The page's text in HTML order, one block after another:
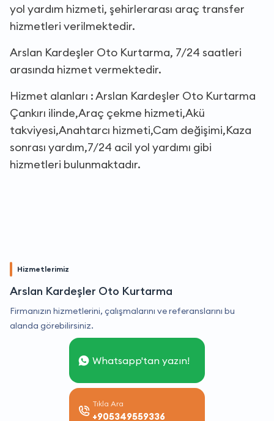
yol yardım hizmeti, şehirlerarası araç transfer
hizmetleri verilmektedir.
Arslan Kardeşler Oto Kurtarma, 7/24 saatleri
arasında hizmet vermektedir.
Hizmet alanları : Arslan Kardeşler Oto Kurtarma
Çankırı ilinde,Araç çekme hizmeti,Akü
takviyesi,Anahtarcı hizmeti,Cam değişimi,Kaza
sonrası yardım,7/24 acil yol yardımı gibi
hizmetleri bulunmaktadır.
Hizmetlerimiz
Arslan Kardeşler Oto Kurtarma
Firmanızın hizmetlerini, çalışmalarını ve referanslarını bu
alanda görebilirsiniz.
Whatsapp'tan yazın!
Tıkla Ara
+905349559336